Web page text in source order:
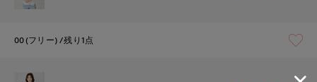
00(フリー) 残り1点